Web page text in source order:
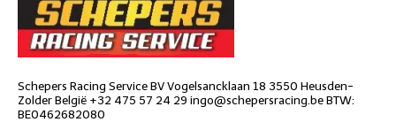
Schepers Racing Service BV Vogelsancklaan 18 3550 Heusden-
Zolder België +32 475 57 24 29 ingo@schepersracing.beBTW:
BE0462682080